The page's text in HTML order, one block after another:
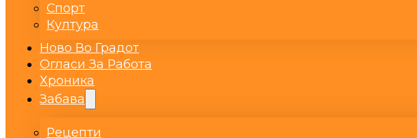
Спорт
Култура
Ново Во Градот
Огласи За Работа
Хроника
Забава
Рецепти